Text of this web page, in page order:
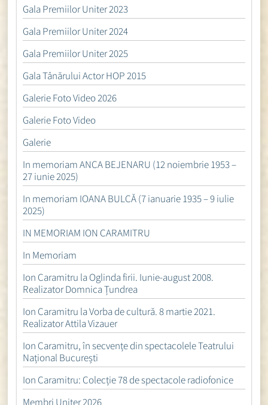
Gala Premiilor Uniter 2023
Gala Premiilor Uniter 2024
Gala Premiilor Uniter 2025
Gala Tânărului Actor HOP 2015
Galerie Foto Video 2026
Galerie Foto Video
Galerie
In memoriam ANCA BEJENARU (12 noiembrie 1953 –
27 iunie 2025)
In memoriam IOANA BULCĂ (7 ianuarie 1935 – 9 iulie
2025)
IN MEMORIAM ION CARAMITRU
In Memoriam
Ion Caramitru la Oglinda firii. Iunie-august 2008.
Realizator Domnica Țundrea
Ion Caramitru la Vorba de cultură. 8 martie 2021.
Realizator Attila Vizauer
Ion Caramitru, în secvențe din spectacolele Teatrului
Național București
Ion Caramitru: Colecție 78 de spectacole radiofonice
Membri Uniter 2026